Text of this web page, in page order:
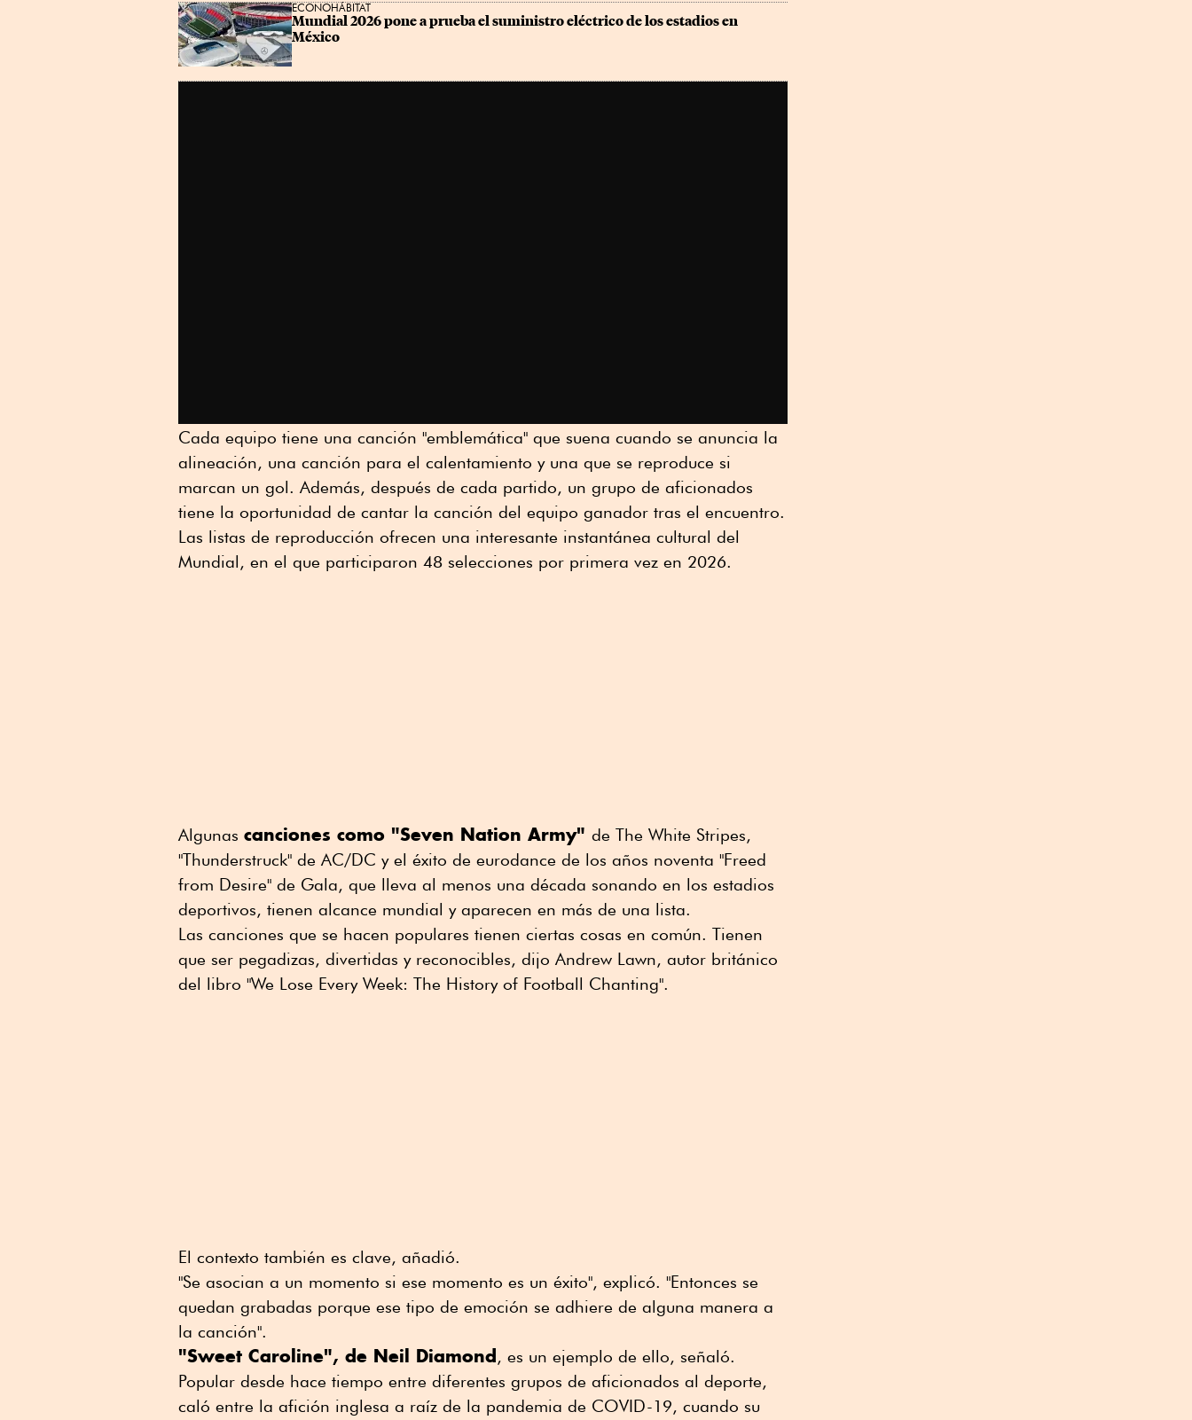
ECONOHÁBITAT
Mundial 2026 pone a prueba el suministro eléctrico de los estadios en
México
Cada equipo tiene una canción "emblemática" que suena cuando se anuncia la
alineación, una canción para el calentamiento y una que se reproduce si
marcan un gol. Además, después de cada partido, un grupo de aficionados
tiene la oportunidad de cantar la canción del equipo ganador tras el encuentro.
Las listas de reproducción ofrecen una interesante instantánea cultural del
Mundial, en el que participaron 48 selecciones por primera vez en 2026.
Algunas canciones como "Seven Nation Army" de The White Stripes,
"Thunderstruck" de AC/DC y el éxito de eurodance de los años noventa "Freed
from Desire" de Gala, que lleva al menos una década sonando en los estadios
deportivos, tienen alcance mundial y aparecen en más de una lista.
Las canciones que se hacen populares tienen ciertas cosas en común. Tienen
que ser pegadizas, divertidas y reconocibles, dijo Andrew Lawn, autor británico
del libro "We Lose Every Week: The History of Football Chanting".
El contexto también es clave, añadió.
"Se asocian a un momento si ese momento es un éxito", explicó. "Entonces se
quedan grabadas porque ese tipo de emoción se adhiere de alguna manera a
la canción".
"Sweet Caroline", de Neil Diamond, es un ejemplo de ello, señaló.
Popular desde hace tiempo entre diferentes grupos de aficionados al deporte,
caló entre la afición inglesa a raíz de la pandemia de COVID-19, cuando su